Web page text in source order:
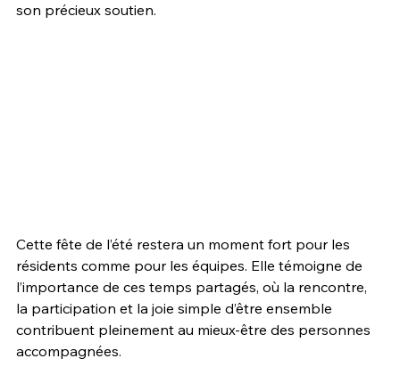
son précieux soutien.
Cette fête de l’été restera un moment fort pour les
résidents comme pour les équipes. Elle témoigne de
l’importance de ces temps partagés, où la rencontre,
la participation et la joie simple d’être ensemble
contribuent pleinement au mieux-être des personnes
accompagnées.